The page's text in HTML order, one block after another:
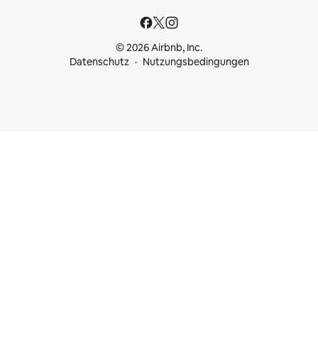
© 2026 Airbnb, Inc.
Datenschutz
Nutzungsbedingungen